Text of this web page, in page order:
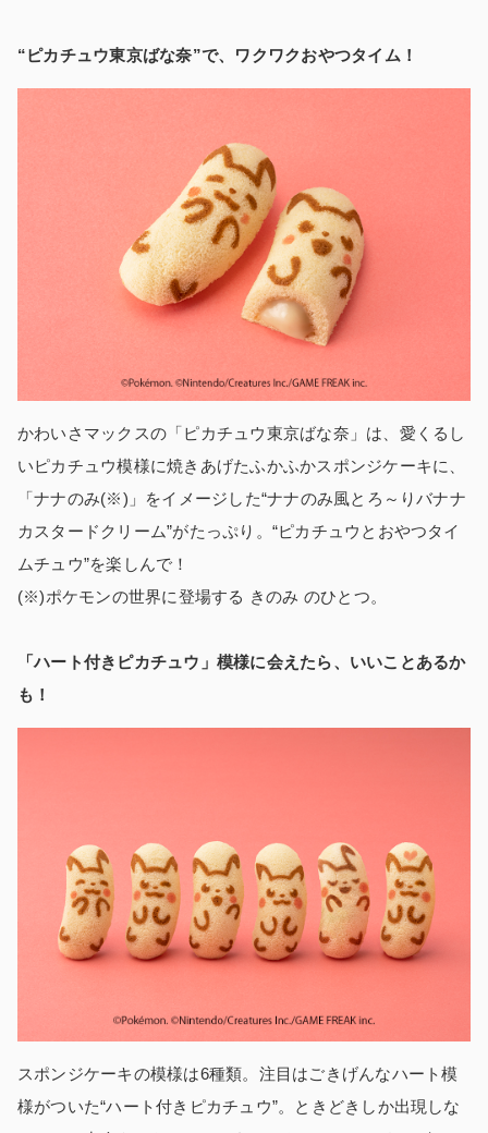
“ピカチュウ東京ばな奈”で、ワクワクおやつタイム！
かわいさマックスの「ピカチュウ東京ばな奈」は、愛くるし
いピカチュウ模様に焼きあげたふかふかスポンジケーキに、
「ナナのみ(※)」をイメージした“ナナのみ風とろ～りバナナ
カスタードクリーム”がたっぷり。“ピカチュウとおやつタイ
ムチュウ”を楽しんで！
(※)ポケモンの世界に登場する きのみ のひとつ。
「ハート付きピカチュウ」模様に会えたら、いいことあるか
も！
スポンジケーキの模様は6種類。注目はごきげんなハート模
様がついた“ハート付きピカチュウ”。ときどきしか出現しな